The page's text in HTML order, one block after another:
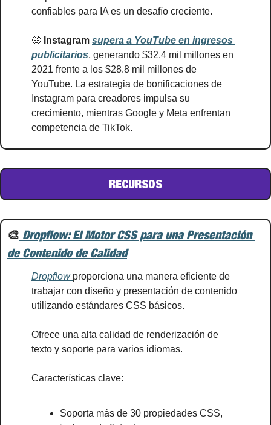
confiables para IA es un desafío creciente.
🤑 Instagram supera a YouTube en ingresos
publicitarios, generando $32.4 mil millones en
2021 frente a los $28.8 mil millones de
YouTube. La estrategia de bonificaciones de
Instagram para creadores impulsa su
crecimiento, mientras Google y Meta enfrentan
competencia de TikTok.
RECURSOS
🎨 Dropflow: El Motor CSS para una Presentación
de Contenido de Calidad
Dropflow proporciona una manera eficiente de
trabajar con diseño y presentación de contenido
utilizando estándares CSS básicos.
Ofrece una alta calidad de renderización de
texto y soporte para varios idiomas.
Características clave:
Soporta más de 30 propiedades CSS,